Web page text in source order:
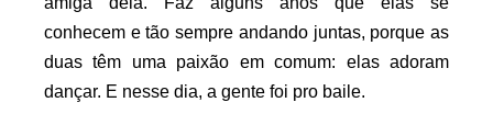
conhecem e tão sempre andando juntas, porque as
duas têm uma paixão em comum: elas adoram
dançar. E nesse dia, a gente foi pro baile.